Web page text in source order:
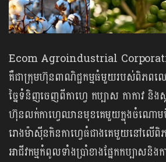
Ecom Agroindustrial
គឺជាក្រុមហ៊ុនពាណិជ្ជកម្មធំមួយរបស់ពិភព
ច្នៃទំនិញចេញពីកាហ្វេ កប្បាស កាកាវ និង
ហ៊ុនលក់កាហ្វេឈានមុខគេមួយក្នុងចំណោ
រោងម៉ាស៊ីនកិនកាហ្វេធំជាងគេមួយនៅលើពិ
អាជីវកម្មកំពូលទាំងប្រាំខាងផ្នែកកប្បាសនិ